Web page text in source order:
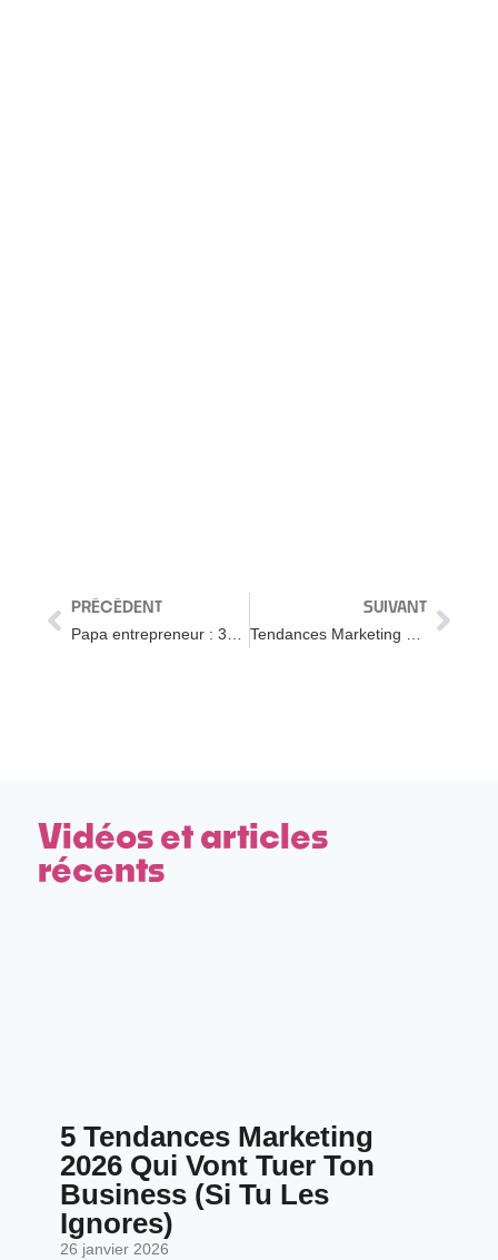
PRÉCÉDENT SUIVANT
Vidéos et articles
récents
5 Tendances Marketing
2026 Qui Vont Tuer Ton
Business (Si Tu Les
Ignores)
26 janvier 2026